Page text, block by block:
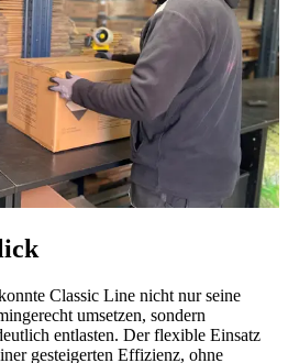
Classic Line nicht nur seine
umsetzen, sondern
entlasten. Der flexible Einsatz
gesteigerten Effizienz, ohne